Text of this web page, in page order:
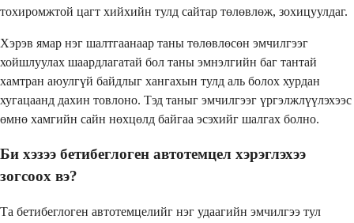
тохиромжтой цагт хийхийн тулд сайтар төлөвлөж, зохицуулдаг.
Хэрэв ямар нэг шалтгаанаар таны төлөвлөсөн эмчилгээг
хойшлуулах шаардлагатай бол таны эмнэлгийн баг тантай
хамтран аюулгүй байдлыг хангахын тулд аль болох хурдан
хугацаанд дахин товлоно. Тэд таныг эмчилгээг үргэлжлүүлэхээс
өмнө хамгийн сайн нөхцөлд байгаа эсэхийг шалгах болно.
Би хэзээ бетибеглоген автотемцел хэрэглэхээ
зогсоох вэ?
Та бетибеглоген автотемцелийг нэг удаагийн эмчилгээ тул